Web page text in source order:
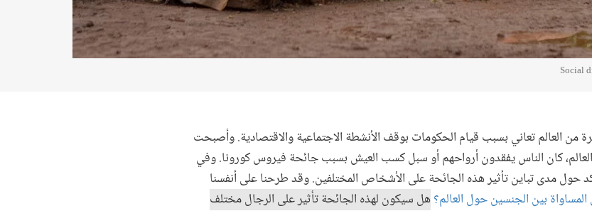
Social
كانت مناطق كبيرة من العالم تعاني بسبب قيام الحكومات بوقف الأنشطة الاجتماعية والاقتصادية. وأصبحت
العالم، كان الناس يفقدون أرواحهم أو سبل كسب العيش بسبب جائحة فيروس كورونا. وفي
مدى تباين تأثير هذه الجائحة على الأشخاص المختلفين. وقد طرحنا على أنفسنا
بين الجنسين حول العالم؟هل سيكون لهذه الجائحة تأثير على الرجال مختلف